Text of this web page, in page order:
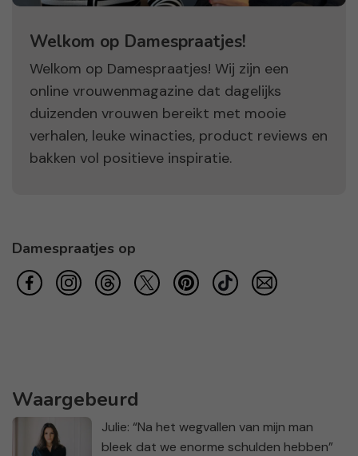
Welkom op Damespraatjes!
Welkom op Damespraatjes! Wij zijn een
online vrouwenmagazine dat dagelijks
duizenden vrouwen bereikt met mooie
verhalen, leuke winacties, product reviews en
bakken vol positieve inspiratie.
Damespraatjes op
Waargebeurd
Julie: “Na het wegvallen van mijn man
bleek dat we enorme schulden hebben”